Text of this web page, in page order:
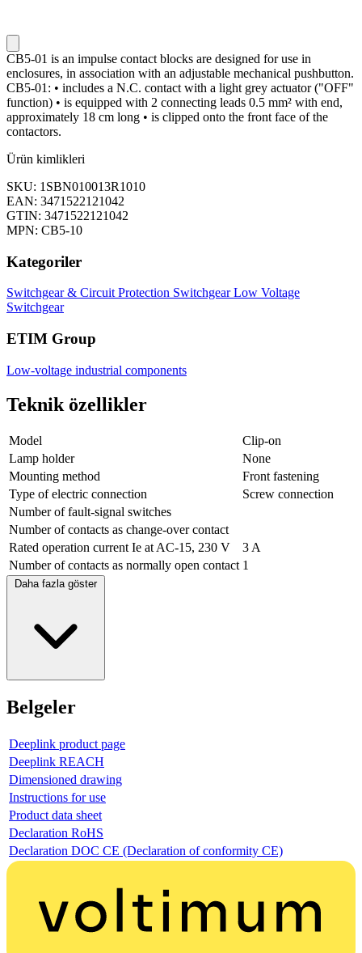
CB5-01 is an impulse contact blocks are designed for use in
enclosures, in association with an adjustable mechanical pushbutton.
CB5-01: • includes a N.C. contact with a light grey actuator ("OFF"
function) • is equipped with 2 connecting leads 0.5 mm² with end,
approximately 18 cm long • is clipped onto the front face of the
contactors.
Ürün kimlikleri
SKU: 1SBN010013R1010
EAN: 3471522121042
GTIN: 3471522121042
MPN: CB5-10
Kategoriler
Switchgear & Circuit Protection SwitchgearLow Voltage
Switchgear
ETIM Group
Low-voltage industrial components
Teknik özellikler
Model
Clip-on
Lamp holder
None
Mounting method
Front fastening
Type of electric connection
Screw connection
Number of fault-signal switches
Number of contacts as change-over contact
Rated operation current Ie at AC-15, 230 V
3 A
Number of contacts as normally open contact 1
Daha fazla göster
Belgeler
Deeplink product page
Deeplink REACH
Dimensioned drawing
Instructions for use
Product data sheet
Declaration RoHS
Declaration DOC CE (Declaration of conformity CE)